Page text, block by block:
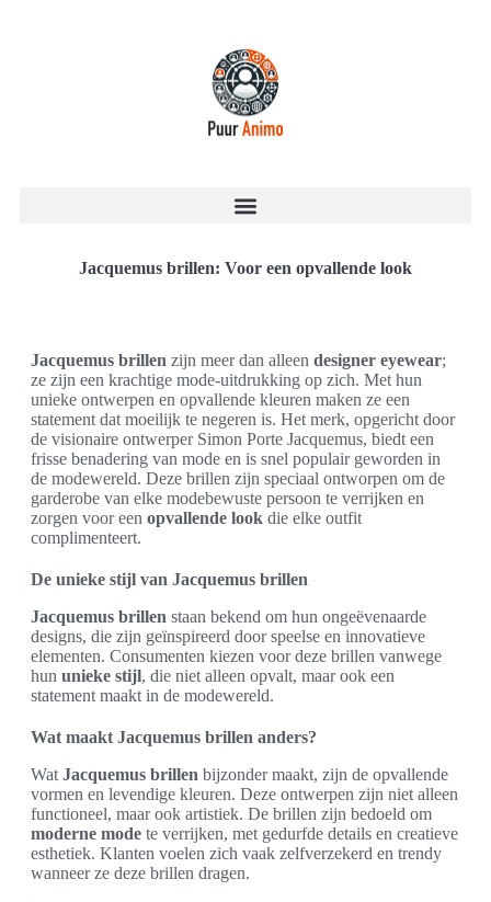
Jacquemus brillen: Voor een opvallende look
Jacquemus brillen zijn meer dan alleen designer eyewear;
ze zijn een krachtige mode-uitdrukking op zich. Met hun
unieke ontwerpen en opvallende kleuren maken ze een
statement dat moeilijk te negeren is. Het merk, opgericht door
de visionaire ontwerper Simon Porte Jacquemus, biedt een
frisse benadering van mode en is snel populair geworden in
de modewereld. Deze brillen zijn speciaal ontworpen om de
garderobe van elke modebewuste persoon te verrijken en
zorgen voor een opvallende look die elke outfit
complimenteert.
De unieke stijl van Jacquemus brillen
Jacquemus brillen staan bekend om hun ongeëvenaarde
designs, die zijn geïnspireerd door speelse en innovatieve
elementen. Consumenten kiezen voor deze brillen vanwege
hun unieke stijl, die niet alleen opvalt, maar ook een
statement maakt in de modewereld.
Wat maakt Jacquemus brillen anders?
Wat Jacquemus brillen bijzonder maakt, zijn de opvallende
vormen en levendige kleuren. Deze ontwerpen zijn niet alleen
functioneel, maar ook artistiek. De brillen zijn bedoeld om
moderne mode te verrijken, met gedurfde details en creatieve
esthetiek. Klanten voelen zich vaak zelfverzekerd en trendy
wanneer ze deze brillen dragen.